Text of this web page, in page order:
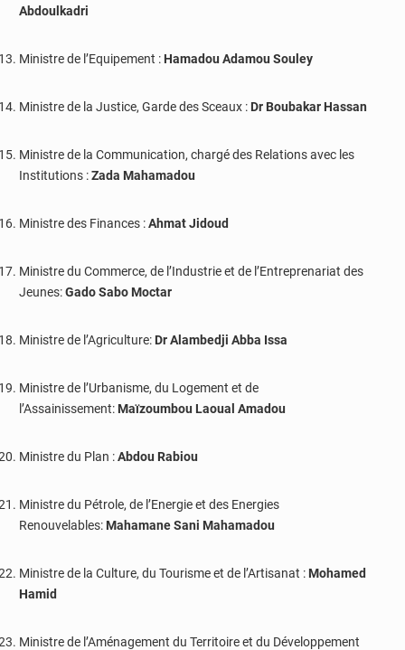
Abdoulkadri
Ministre de l’Equipement : Hamadou Adamou Souley
Ministre de la Justice, Garde des Sceaux : Dr Boubakar Hassan
Ministre de la Communication, chargé des Relations avec les
Institutions :Zada Mahamadou
Ministre des Finances :Ahmat Jidoud
Ministre du Commerce, de l’Industrie et de l’Entreprenariat des
Jeunes:Gado Sabo Moctar
Ministre de l’Agriculture: Dr Alambedji Abba Issa
Ministre de l’Urbanisme, du Logement et de
l’Assainissement: Maïzoumbou Laoual Amadou
Ministre du Plan :Abdou Rabiou
Ministre du Pétrole, de l’Energie et des Energies
Renouvelables: Mahamane Sani Mahamadou
Ministre de la Culture, du Tourisme et de l’Artisanat : Mohamed
Hamid
Ministre de l’Aménagement du Territoire et du Développement